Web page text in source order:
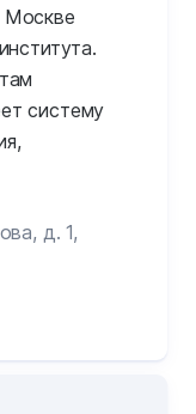
систему
д. 1,